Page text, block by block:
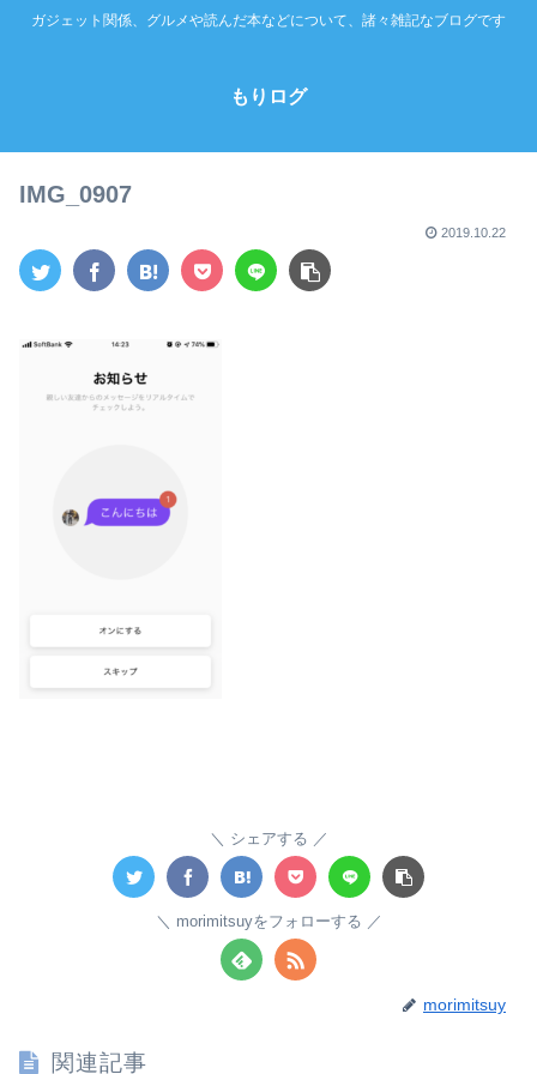
ガジェット関係、グルメや読んだ本などについて、諸々雑記なブログです
もりログ
IMG_0907
2019.10.22
シェアする
morimitsuyをフォローする
morimitsuy
関連記事